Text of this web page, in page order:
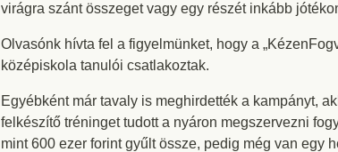
virágra szánt összeget vagy egy részét inkább
Olvasónk hívta fel a figyelmünket, hogy a
középiskola tanulói csatlakoztak.
Egyébként már tavaly is meghirdették a kampányt,
felkészítő tréninget tudott a nyáron megszervezni
mint 600 ezer forint gyűlt össze, pedig még van egy